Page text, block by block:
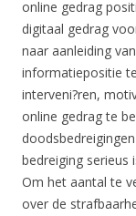
online gedrag
digitaal gedrag
naar aanleiding
informatiepositie
interveni?ren,
online gedrag te
bedreiging serieus
Om het aantal te
over de